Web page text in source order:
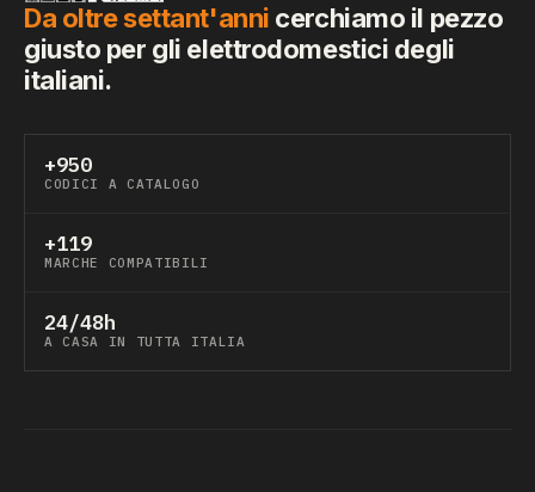
Da oltre settant'anni cerchiamo il pezzo
giusto per gli elettrodomestici degli
italiani.
+950
CODICI A CATALOGO
+119
MARCHE COMPATIBILI
24/48h
A CASA IN TUTTA ITALIA